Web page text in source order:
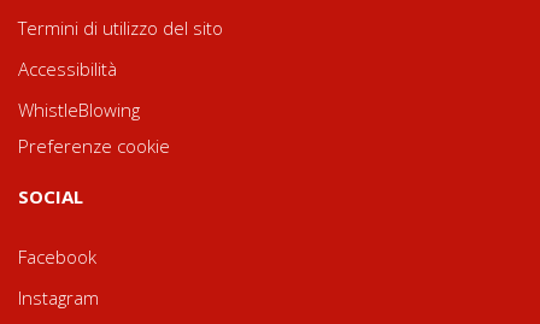
Termini di utilizzo del sito
Accessibilità
WhistleBlowing
Preferenze cookie
SOCIAL
Facebook
Instagram